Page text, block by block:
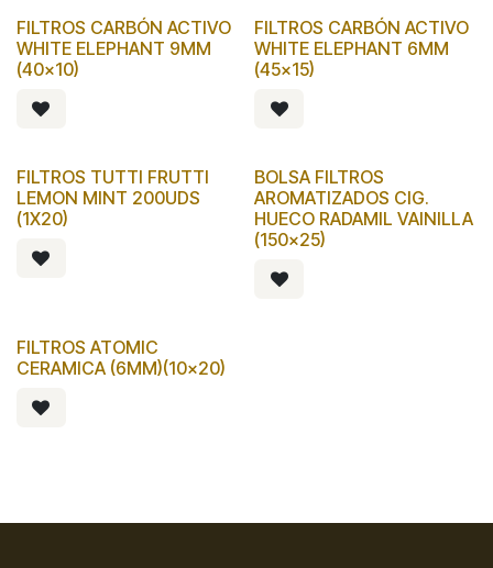
FILTROS CARBÓN ACTIVO
WHITE ELEPHANT 9MM
(40x10)
FILTROS CARBÓN ACTIVO
WHITE ELEPHANT 6MM
(45x15)
FILTROS TUTTI FRUTTI
LEMON MINT 200UDS
(1X20)
BOLSA FILTROS
AROMATIZADOS CIG.
HUECO RADAMIL VAINILLA
(150x25)
FILTROS ATOMIC
CERAMICA (6MM)(10x20)